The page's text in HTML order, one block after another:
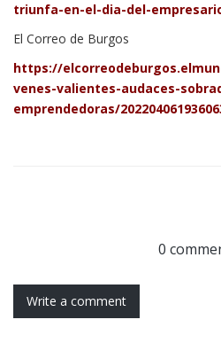
triunfa-en-el-dia-del-
El Correo de Burgos
https://
venes-valientes-audaces-
emprendedoras/
0
Write a comment